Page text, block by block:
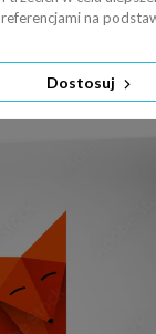
na
Dostosuj